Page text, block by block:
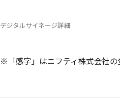
デジタルサイネージ詳細
※「感字」はニフティ株式会社の